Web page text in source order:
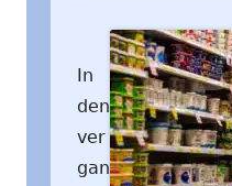
In
den
ver
gan